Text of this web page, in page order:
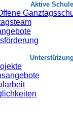
Aktive Schule
Unterstützung